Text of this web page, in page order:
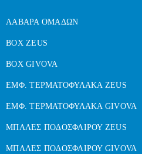
ΛΑΒΑΡΑ ΟΜΑΔΩΝ
BOX ZEUS
BOX GIVOVA
ΕΜΦ. ΤΕΡΜΑΤΟΦΥΛΑΚΑ ZEUS
ΕΜΦ. ΤΕΡΜΑΤΟΦΥΛΑΚΑ GIVOVA
ΜΠΑΛΕΣ ΠΟΔΟΣΦΑΙΡΟΥ ZEUS
ΜΠΑΛΕΣ ΠΟΔΟΣΦΑΙΡΟΥ GIVOVA